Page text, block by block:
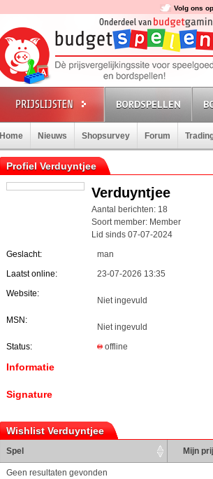
Volg ons
BORDSPELLEN
Home Nieuws Shopsurvey Forum
Profiel Verduyntjee
Verduyntjee
Aantal berichten: 18
Soort member: Member
Lid sinds 07-07-2024
Geslacht:
man
Laatst online:
23-07-2026 13:35
Website:
Niet ingevuld
MSN:
Niet ingevuld
Status:
offline
Informatie
Signature
Wishlist Verduyntjee
Spel Mijn
Geen resultaten gevonden